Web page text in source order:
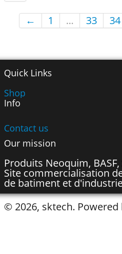
← 1 ... 33 34
Quick Links
Shop
Info
Contact us
Our mission
Produits Neoquim, BASF,
Site commercialisation
de batiment et
© 2026, sktech.